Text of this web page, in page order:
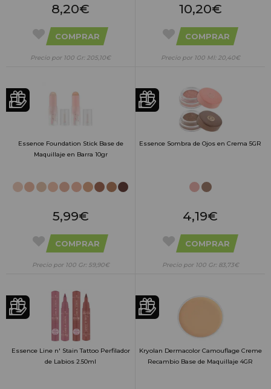
8,20€
COMPRAR
Precio por 100 Gr: 205,10€
10,20€
COMPRAR
Precio por 100 Ml: 20,40€
Essence Foundation Stick Base de
Maquillaje en Barra 10gr
5,99€
COMPRAR
Precio por 100 Gr: 59,90€
Essence Sombra de Ojos en Crema 5GR
4,19€
COMPRAR
Precio por 100 Gr: 83,73€
Essence Line n' Stain Tattoo Perfilador
de Labios 2.50ml
Kryolan Dermacolor Camouflage Creme
Recambio Base de Maquillaje 4GR